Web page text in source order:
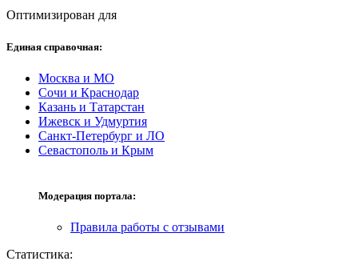
Оптимизирован для
Единая справочная:
Москва и МО
Сочи и Краснодар
Казань и Татарстан
Ижевск и Удмуртия
Санкт-Петербург и ЛО
Севастополь и Крым
Модерация портала:
Правила работы с отзывами
Статистика: